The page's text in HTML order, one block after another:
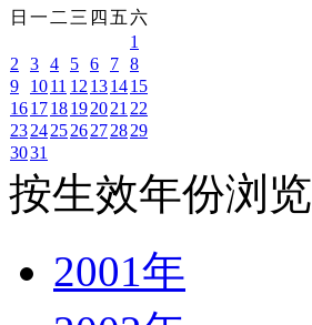
日 一 二 三 四 五 六
1
2
3 4 5 6 7 8
9
1011 12 131415
161718192021 22
23242526272829
3031
按生效年份浏览
2001年